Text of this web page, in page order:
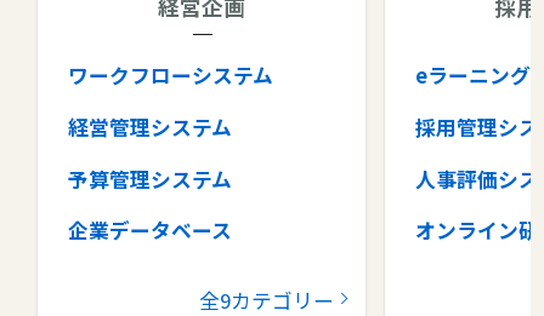
経営企画
ワークフローシステム
経営管理システム
予算管理システム
企業データベース
全9カテゴリー
採
eラーニング
採用管理シス
人事評価シ
オンライン研